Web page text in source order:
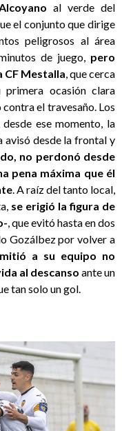
al verde del
el conjunto que dirige
peligrosos al área
de juego, pero
CF Mestalla, que cerca
ocasión clara
el travesaño. Los
ese momento, la
avisó desde la frontal y
no perdonó desde
pena máxima que él
. A raíz del tanto local,
se erigió la figura de
, que evitó hasta en dos
Gozálbez por volver a
a su equipo no
al descanso ante un
tan solo un gol.